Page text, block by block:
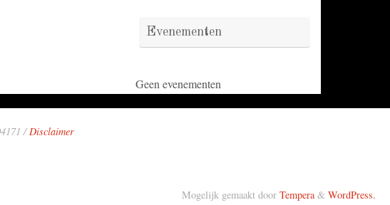
Evenementen
Geen evenementen
/Disclaimer
Mogelijk gemaakt door Tempera& WordPress.